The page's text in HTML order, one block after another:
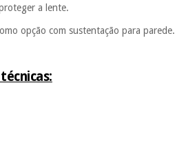
a lente.
opção com sustentação para parede.